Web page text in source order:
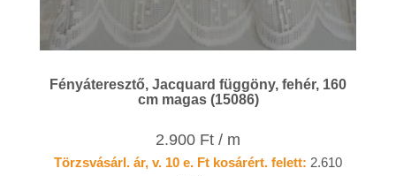
Fényáteresztő, Jacquard függöny, fehér, 160
cm magas (15086)
2.900 Ft / m
Törzsvásárl. ár, v. 10 e. Ft kosárért. felett: 2.610